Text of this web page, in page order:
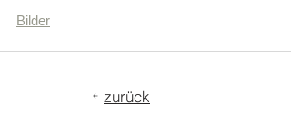
Bilder
zurück